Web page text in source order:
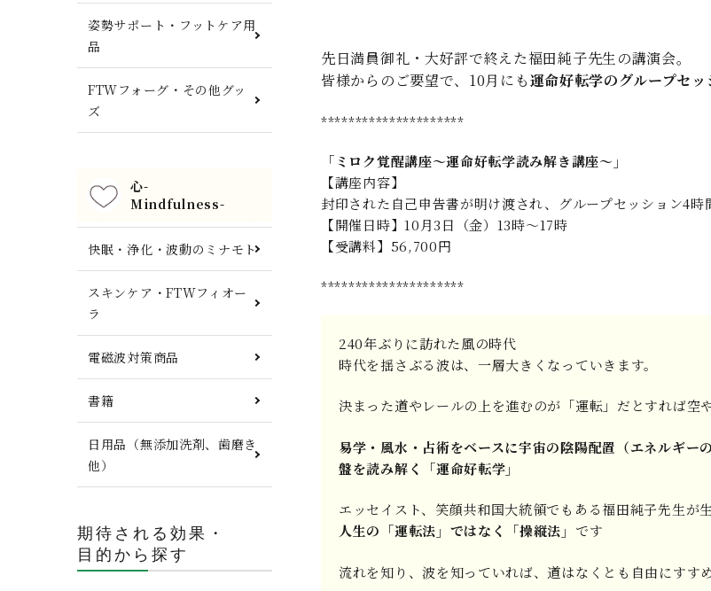
先日満員御礼・大好評で終えた福田純子先生の講演会。
皆様からのご要望で、10月にも運命好転学のグループセ
*********************
「ミロク覚醒講座～運命好転学読み解き講座～」
【講座内容】
封印された自己申告書が明け渡され、グループセッション4
【開催日時】10月3日（金）13時～17時
【受講料】56,700円
*********************
240年ぶりに訪れた風の時代
時代を揺さぶる波は、一層大きくなっていきます。
決まった道やレールの上を進むのが「運転」だとすれば空
易学・風水・占術をベースに宇宙の陰陽配置（エネルギ
盤を読み解く「運命好転学」
エッセイスト、笑顔共和国大統領でもある福田純子先生が
人生の「運転法」ではなく「操縦法」 です
流れを知り、波を知っていれば、道はなくとも自由にすすめ
姿勢サポート・フットケア用
品
FTWフォーグ・その他グッ
ズ
心-
Mindfulness-
快眠・浄化・波動のミナモト
スキンケア・FTWフィオー
ラ
電磁波対策商品
書籍
日用品（無添加洗剤、歯磨き
他）
期待される効果・
目的から探す